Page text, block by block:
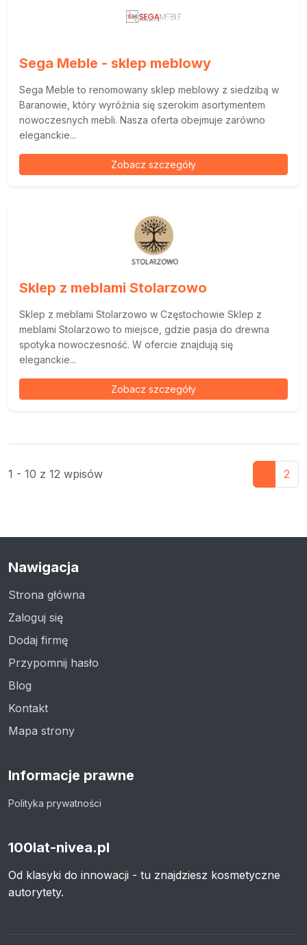
Sega Meble - sklep meblowy
Sega Meble to renomowany sklep meblowy z siedzibą w
Baranowie, który wyróżnia się szerokim asortymentem
nowoczesnych mebli. Nasza oferta obejmuje zarówno
eleganckie...
Zobacz szczegóły
Sklep z meblami Stolarzowo
Sklep z meblami Stolarzowo w Częstochowie Sklep z
meblami Stolarzowo to miejsce, gdzie pasja do drewna
spotyka nowoczesność. W ofercie znajdują się
eleganckie...
Zobacz szczegóły
1 - 10 z 12 wpisów 2
Nawigacja
Strona główna
Zaloguj się
Dodaj firmę
Przypomnij hasło
Blog
Kontakt
Mapa strony
Informacje prawne
Polityka prywatności
100lat-nivea.pl
Od klasyki do innowacji - tu znajdziesz kosmetyczne
autorytety.